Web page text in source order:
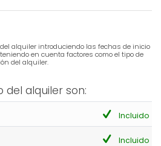
Merci Monsieur Perles, Nous
se soit bien passé. Nous prenons
Cordialement, Grupo Turis
(Traducido por Google):
encantados de que su estancia
nota de sus comentarios para mejorar
alquiler introduciendo las fechas de inicio
en cuenta factores como el tipo de
del alquiler.
del alquiler son:
Incluido
Incluido